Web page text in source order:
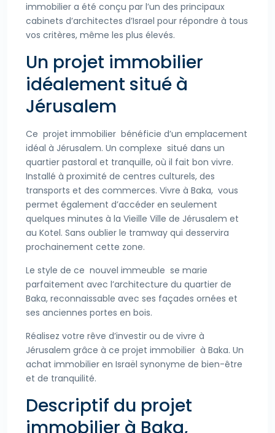
immobilier a été conçu par l’un des principaux
cabinets d’architectes d’Israel pour répondre à tous
vos critères, même les plus élevés.
Un projet immobilier
idéalement situé à
Jérusalem
Ce projet immobilier bénéficie d’un emplacement
idéal à Jérusalem. Un complexe situé dans un
quartier pastoral et tranquille, où il fait bon vivre.
Installé à proximité de centres culturels, des
transports et des commerces. Vivre à Baka, vous
permet également d’accéder en seulement
quelques minutes à la Vieille Ville de Jérusalem et
au Kotel. Sans oublier le tramway qui desservira
prochainement cette zone.
Le style de ce nouvel immeuble se marie
parfaitement avec l’architecture du quartier de
Baka, reconnaissable avec ses façades ornées et
ses anciennes portes en bois.
Réalisez votre rêve d’investir ou de vivre à
Jérusalem grâce à ce projet immobilier à Baka. Un
achat immobilier en Israël synonyme de bien-être
et de tranquilité.
Descriptif du projet
immobilier à Baka,